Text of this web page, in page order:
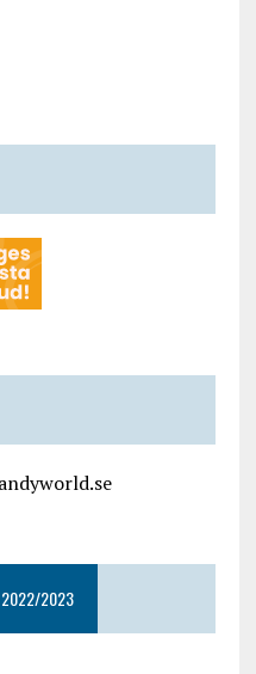
2022/2023